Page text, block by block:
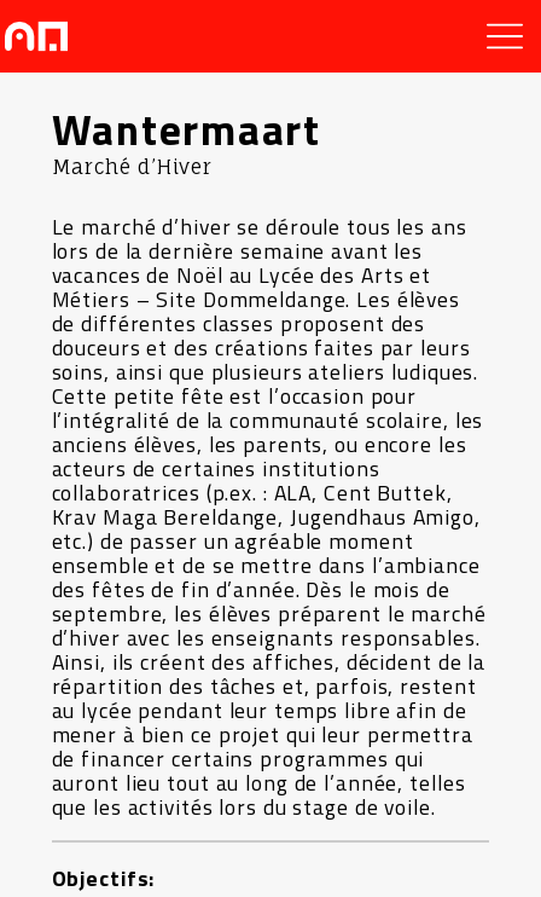
Wantermaart
Marché d’Hiver
Le marché d’hiver se déroule tous les ans
lors de la dernière semaine avant les
vacances de Noël au Lycée des Arts et
Métiers – Site Dommeldange. Les élèves
de différentes classes proposent des
douceurs et des créations faites par leurs
soins, ainsi que plusieurs ateliers ludiques.
Cette petite fête est l’occasion pour
l’intégralité de la communauté scolaire, les
anciens élèves, les parents, ou encore les
acteurs de certaines institutions
collaboratrices (p.ex. : ALA, Cent Buttek,
Krav Maga Bereldange, Jugendhaus Amigo,
etc.) de passer un agréable moment
ensemble et de se mettre dans l’ambiance
des fêtes de fin d’année. Dès le mois de
septembre, les élèves préparent le marché
d’hiver avec les enseignants responsables.
Ainsi, ils créent des affiches, décident de la
répartition des tâches et, parfois, restent
au lycée pendant leur temps libre afin de
mener à bien ce projet qui leur permettra
de financer certains programmes qui
auront lieu tout au long de l’année, telles
que les activités lors du stage de voile.
Objectifs: